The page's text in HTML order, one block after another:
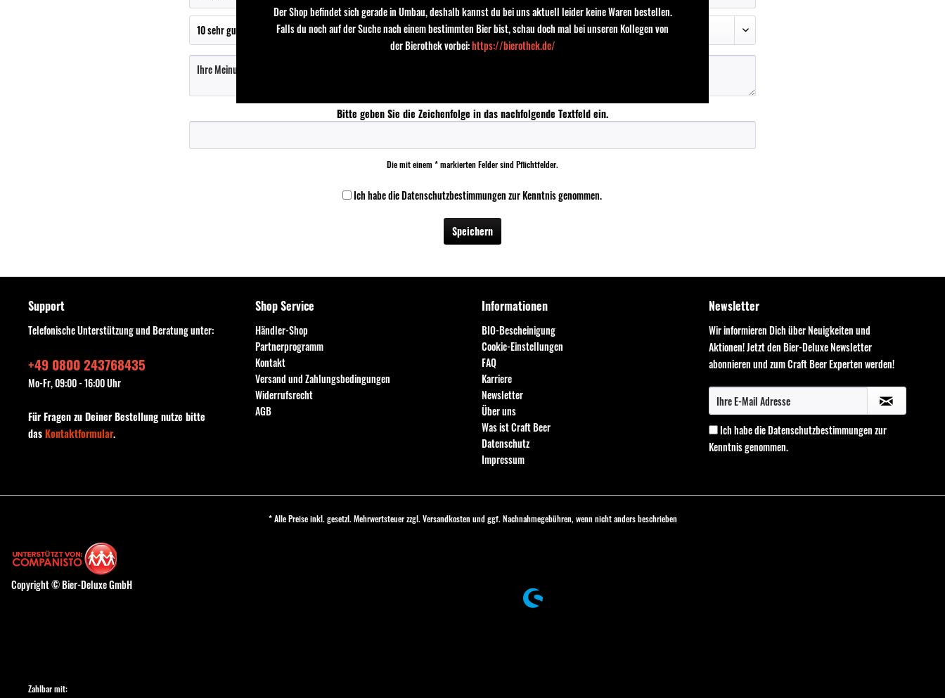
Bitte geben Sie die Zeichenfolge in das nachfolgende Textfeld ein.
Die mit einem * markierten Felder sind Pflichtfelder.
Ich habe dieDatenschutzbestimmungenzur Kenntnis genommen.
Speichern
Support
Telefonische Unterstützung und Beratung unter:
+49 0800 243768435
Mo-Fr, 09:00 - 16:00 Uhr
Für Fragen zu Deiner Bestellung nutze bitte
dasKontaktformular.
Shop Service
Händler-Shop
Partnerprogramm
Kontakt
Versand und Zahlungsbedingungen
Widerrufsrecht
AGB
Informationen
BIO-Bescheinigung
Cookie-Einstellungen
FAQ
Karriere
Newsletter
Über uns
Was ist Craft Beer
Datenschutz
Impressum
Newsletter
Wir informieren Dich über Neuigkeiten und
Aktionen! Jetzt den Bier-Deluxe Newsletter
abonnieren und zum Craft Beer Experten werden!
Ich habe dieDatenschutzbestimmungenzur
Kenntnis genommen.
* Alle Preise inkl. gesetzl. Mehrwertsteuer zzgl. Versandkostenund ggf. Nachnahmegebühren, wenn nicht anders beschrieben
Copyright © Bier-Deluxe GmbH
Der Shop befindet sich gerade in Umbau, deshalb kannst du bei uns aktuell leider keine Waren bestellen.
Falls du noch auf der Suche nach einem bestimmten Bier bist, schau doch mal bei unseren Kollegen von
der Bierothek vorbei:https://bierothek.de/
Zahlbar mit: